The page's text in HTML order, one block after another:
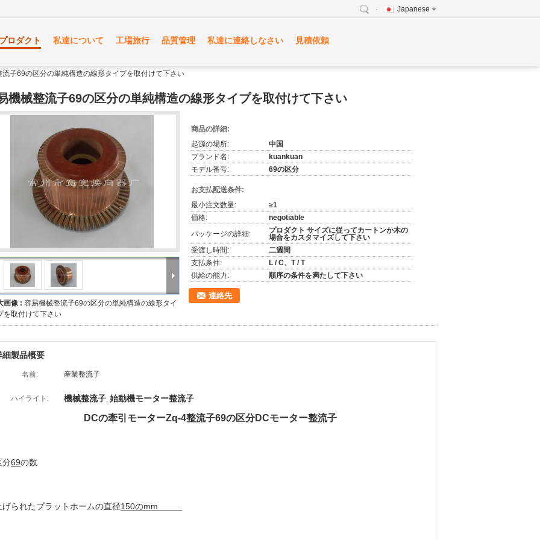
Japanese
ロダクト 私達について 工場旅行 品質管理 私達に連絡しなさい 見積依頼
流子69の区分の単純構造の線形タイプを取付けて下さい
機械整流子69の区分の単純構造の線形タイプを取付けて下さい
画像 : 容易機械整流子69の区分の単純構造の線形タイ
を取付けて下さい
商品の詳細:
起源の場所:
中国
ブランド名:
kuankuan
モデル番号:
69の区分
お支払配送条件:
最小注文数量:
≥1
価格:
negotiable
パッケージの詳細:
プロダクト サイズに従ってカートンか木の
場合をカスタマイズして下さい
受渡し時間:
二週間
支払条件:
L / C、T / T
供給の能力:
順序の条件を満たして下さい
連絡先
細製品概要
名前: 産業整流子
ハイライト: 機械整流子, 始動機モーター整流子
DCの牽引モーターZq-4整流子69の区分DCモーター整流子
分69の数
げられたプラットホームの直径150のmm